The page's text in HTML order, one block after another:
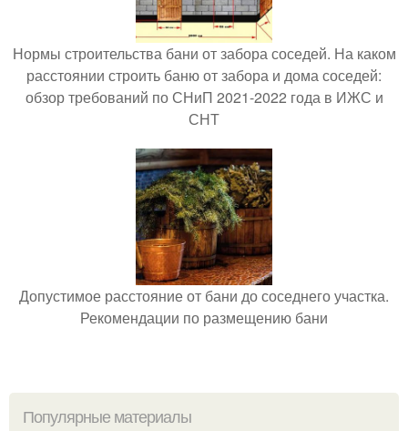
Нормы строительства бани от забора соседей. На каком
расстоянии строить баню от забора и дома соседей:
обзор требований по СНиП 2021-2022 года в ИЖС и
СНТ
Допустимое расстояние от бани до соседнего участка.
Рекомендации по размещению бани
Популярные материалы